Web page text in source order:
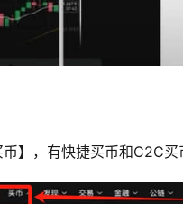
】，有快捷买币和C2C买